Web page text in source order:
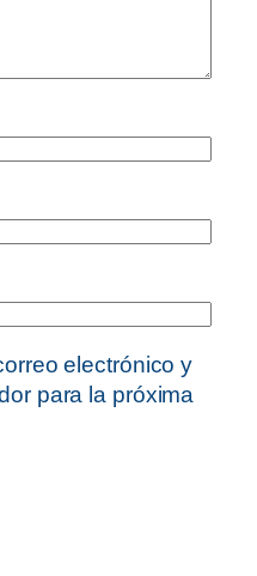
electrónico y
para la próxima